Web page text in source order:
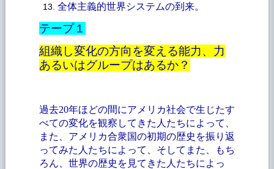
全体主義的世界システムの到来。
テープ１
組織し変化の方向を変える能力、力
あるいはグループはあるか？
過去20年ほどの間にアメリカ社会で生じたす
べての変化を観察してきた人たちによって、
また、アメリカ合衆国の初期の歴史を振り返
ってみた人たちによって、そしてまた、もち
ろん、世界の歴史を見てきた人たちによっ